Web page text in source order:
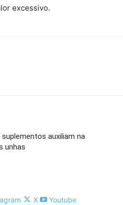
excessivo.
auxiliam na
unhas
X Youtube